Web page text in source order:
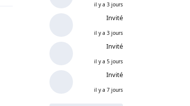
il y a 3 jours
Invité
il y a 3 jours
Invité
il y a 5 jours
Invité
il y a 7 jours